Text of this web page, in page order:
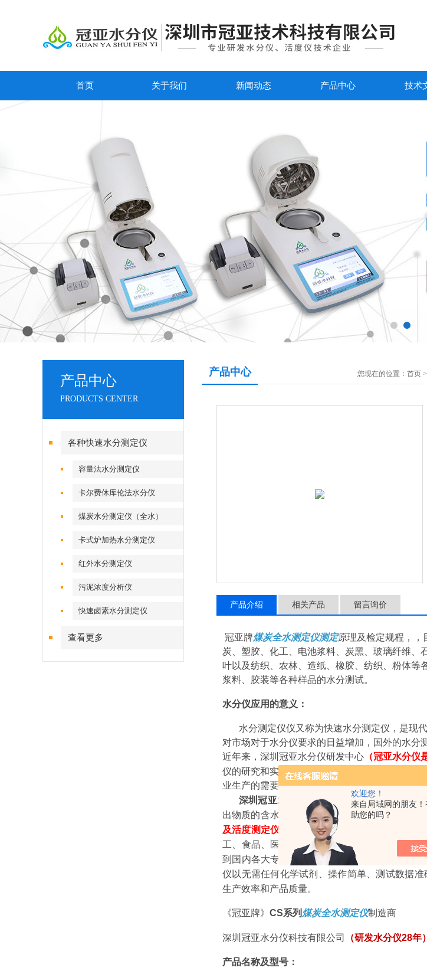
欢迎您！
来自局域网的朋友
助您的吗？
首页 关于我们 新闻动态 产品中心 技术
产品中心
PRODUCTS CENTER
各种快速水分测定仪
容量法水分测定仪
卡尔费休库伦法水分仪
煤炭水分测定仪（全水）
卡式炉加热水分测定仪
红外水分测定仪
污泥浓度分析仪
快速卤素水分测定仪
查看更多
产品中心 您现在的位置： 首页 >
产品介绍 相关产品 留言询价
冠亚牌煤炭全水测定仪测定原理及检定规程，，
炭、塑胶、化工、电池浆料、炭黑、玻璃纤维
叶以及纺织、农林、造纸、橡胶、纺织、粉体等
浆料、胶装等各种样品的水分测试。
水分仪应用的意义：
水分测定仪仪又称为快速水分测定仪，是现
对市场对于水分仪要求的日益增加，国外的水分
近年来，深圳冠亚水分仪研发中心 （冠亚水分
仪的研究和实践，取得了十分明显的效益，使我
业生产的需要，经典水分分析方法已逐渐被各种
深圳冠亚水分仪科技公司
的研发中心研发的
出物质的含水率，
产品以过硬的质量通过 ISO
及活度测定仪
计算机软件著作权登记证号：
工、食品、医药、食品工业、环保、水产品、
到国内各大专院校、科研机构 、质检单位、医
仪 以无需任何化学试剂、操作简单、测试数据
生产效率和产品质量。
《冠亚牌》 CS系列 煤炭全水测定仪制造商
深圳冠亚水分仪科技有限公司 （研发水分仪28年）
产品名称及型号：